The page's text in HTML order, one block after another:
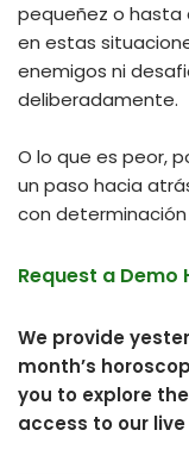
pequeñez o hasta
en estas
enemigos ni
deliberadamente.
O lo que es peor,
un paso hacia
con
Request a Demo
We provide
month’s
you to explore
access to our